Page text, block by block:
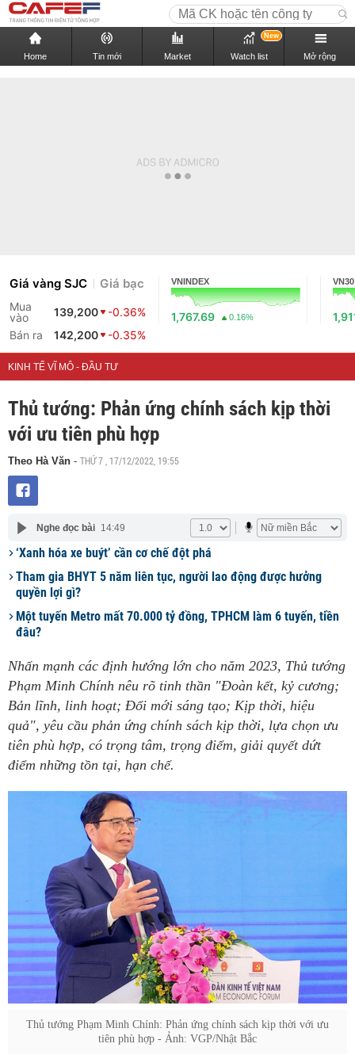
Home Tin mới Market Watch list
New
Mở rộng
Giá vàng SJC Giá bạc
Mua
vào
139,200
-0.36%
Bán ra
142,200 -0.35%
VNINDEX
1,767.69 0.16%
VN30
KINH TẾ VĨ MÔ - ĐẦU TƯ
Thủ tướng: Phản ứng chính sách kịp thời
với ưu tiên phù hợp
Theo Hà Văn - THỨ 7 , 17/12/2022, 19:55
Nghe đọc bài 14:49
‘Xanh hóa xe buýt’ cần cơ chế đột phá
Tham gia BHYT 5 năm liên tục, người lao động được hưởng
quyền lợi gì?
Một tuyến Metro mất 70.000 tỷ đồng, TPHCM làm 6 tuyến, tiền
đâu?
Nhấn mạnh các định hướng lớn cho năm 2023, Thủ tướng
Phạm Minh Chính nêu rõ tinh thần "Đoàn kết, kỷ cương;
Bản lĩnh, linh hoạt; Đổi mới sáng tạo; Kịp thời, hiệu
quả", yêu cầu phản ứng chính sách kịp thời, lựa chọn ưu
tiên phù hợp, có trọng tâm, trọng điểm, giải quyết dứt
điểm những tồn tại, hạn chế.
Thủ tướng Phạm Minh Chính: Phản ứng chính sách kịp thời với ưu
tiên phù hợp - Ảnh: VGP/Nhật Bắc